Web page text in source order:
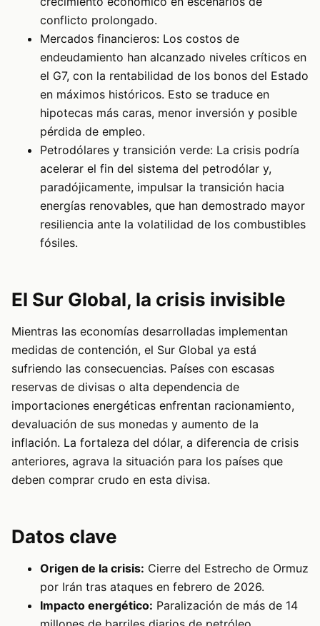
conflicto prolongado.
Mercados financieros: Los costos de
endeudamiento han alcanzado niveles críticos en
el G7, con la rentabilidad de los bonos del Estado
en máximos históricos. Esto se traduce en
hipotecas más caras, menor inversión y posible
pérdida de empleo.
Petrodólares y transición verde: La crisis podría
acelerar el fin del sistema del petrodólar y,
paradójicamente, impulsar la transición hacia
energías renovables, que han demostrado mayor
resiliencia ante la volatilidad de los combustibles
fósiles.
El Sur Global, la crisis invisible
Mientras las economías desarrolladas implementan
medidas de contención, el Sur Global ya está
sufriendo las consecuencias. Países con escasas
reservas de divisas o alta dependencia de
importaciones energéticas enfrentan racionamiento,
devaluación de sus monedas y aumento de la
inflación. La fortaleza del dólar, a diferencia de crisis
anteriores, agrava la situación para los países que
deben comprar crudo en esta divisa.
Datos clave
Origen de la crisis: Cierre del Estrecho de Ormuz
por Irán tras ataques en febrero de 2026.
Impacto energético: Paralización de más de 14